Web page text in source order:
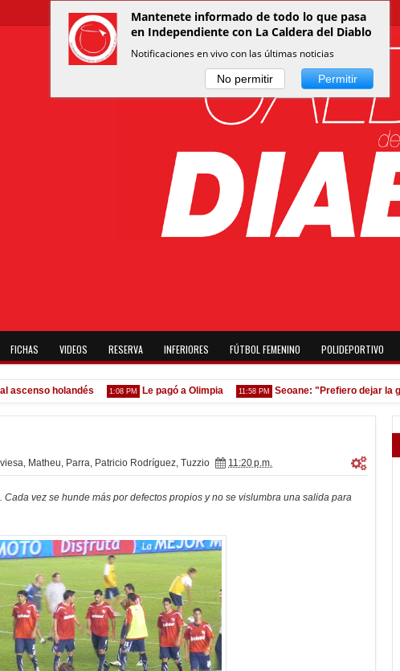
FICHAS VIDEOS RESERVA INFERIORES FÚTBOL FEMENINO POLIDEPORTIVO
holandés 1:08 PM Le pagó a Olimpia 11:58 PM Seoane: "Prefiero dejar la
, Matheu, Parra, Patricio Rodríguez, Tuzzio 11:20 p.m.
vez se hunde más por defectos propios y no se vislumbra una salida para
Mantenete informado de todo lo que pasa
en Independiente con La Caldera del Diablo
Notificaciones en vivo con las últimas noticias
No permitir Permitir